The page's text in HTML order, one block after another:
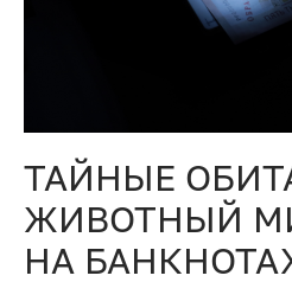
ТАЙНЫЕ
ЖИВОТНЫЙ
НА